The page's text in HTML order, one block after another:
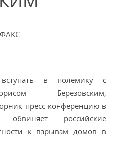
в полемику с
Березовским,
пресс-конференцию в
российские
к взрывам домов в